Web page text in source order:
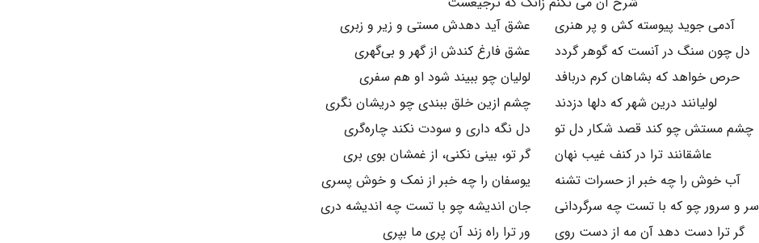
آدمی جوید پیوسته کش و پر هنری
عشق آید دهدش مستی و زیر و زبری
دل چون سنگ در آنست که گوهر گردد
عشق فارغ کندش از گهر و بی‌گهری
حرص خواهد که بشاهان کرم دربافد
لولیان چو ببیند شود او هم سفری
لولیانند درین شهر که دلها دزدند
چشم ازین خلق ببندی چو دریشان نگری
چشم مستش چو کند قصد شکار دل تو
دل نگه داری و سودت نکند چاره‌گری
عاشقانند ترا در کنف غیب نهان
گر تو، بینی نکنی، از غمشان بوی بری
آب خوش را چه خبر از حسرات تشنه
یوسفان را چه خبر از نمک و خوش پسری
سر و سرور چو که با تست چه سرگردانی
جان اندیشه چو با تست چه اندیشه دری
گر ترا دست دهد آن مه از دست روی
ور ترا راه زند آن پری ما بپری